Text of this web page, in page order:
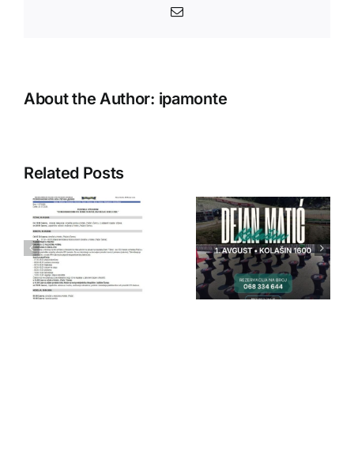
Email
About the Author: ipamonte
Related Posts
IPA Crna
IPA Crna
Gora